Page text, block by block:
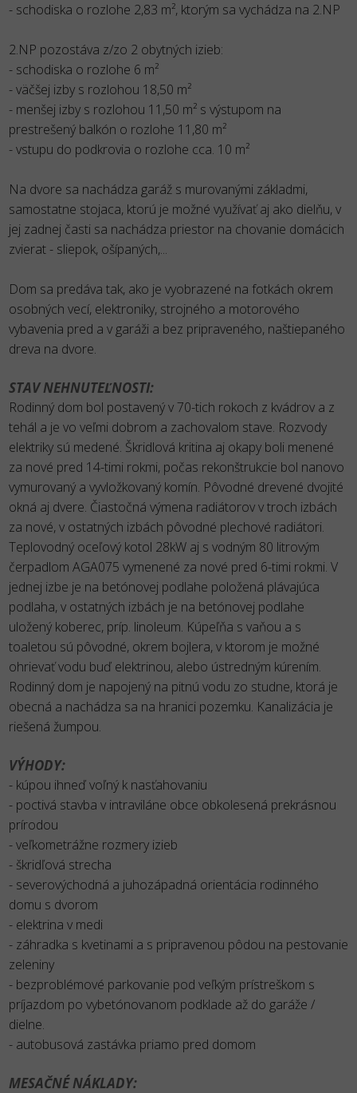
- schodiska o rozlohe 2,83 m², ktorým sa vychádza na 2.NP
2.NP pozostáva z/zo 2 obytných izieb:
- schodiska o rozlohe 6 m²
- väčšej izby s rozlohou 18,50 m²
- menšej izby s rozlohou 11,50 m² s výstupom na
prestrešený balkón o rozlohe 11,80 m²
- vstupu do podkrovia o rozlohe cca. 10 m²
Na dvore sa nachádza garáž s murovanými základmi,
samostatne stojaca, ktorú je možné využívať aj ako dielňu, v
jej zadnej časti sa nachádza priestor na chovanie domácich
zvierat - sliepok, ošípaných,...
Dom sa predáva tak, ako je vyobrazené na fotkách okrem
osobných vecí, elektroniky, strojného a motorového
vybavenia pred a v garáži a bez pripraveného, naštiepaného
dreva na dvore.
STAV NEHNUTEĽNOSTI:
Rodinný dom bol postavený v 70-tich rokoch z kvádrov a z
tehál a je vo veľmi dobrom a zachovalom stave. Rozvody
elektriky sú medené. Škridlová kritina aj okapy boli menené
za nové pred 14-timi rokmi, počas rekonštrukcie bol nanovo
vymurovaný a vyvložkovaný komín. Pôvodné drevené dvojité
okná aj dvere. Čiastočná výmena radiátorov v troch izbách
za nové, v ostatných izbách pôvodné plechové radiátori.
Teplovodný oceľový kotol 28kW aj s vodným 80 litrovým
čerpadlom AGA075 vymenené za nové pred 6-timi rokmi. V
jednej izbe je na betónovej podlahe položená plávajúca
podlaha, v ostatných izbách je na betónovej podlahe
uložený koberec, príp. linoleum. Kúpeľňa s vaňou a s
toaletou sú pôvodné, okrem bojlera, v ktorom je možné
ohrievať vodu buď elektrinou, alebo ústredným kúrením.
Rodinný dom je napojený na pitnú vodu zo studne, ktorá je
obecná a nachádza sa na hranici pozemku. Kanalizácia je
riešená žumpou.
VÝHODY:
- kúpou ihneď voľný k nasťahovaniu
- poctivá stavba v intraviláne obce obkolesená prekrásnou
prírodou
- veľkometrážne rozmery izieb
- škridľová strecha
- severovýchodná a juhozápadná orientácia rodinného
domu s dvorom
- elektrina v medi
- záhradka s kvetinami a s pripravenou pôdou na pestovanie
zeleniny
- bezproblémové parkovanie pod veľkým prístreškom s
príjazdom po vybetónovanom podklade až do garáže /
dielne.
- autobusová zastávka priamo pred domom
MESAČNÉ NÁKLADY: